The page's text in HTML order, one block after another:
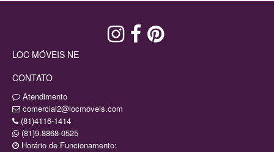
LOC MÓVEIS NE
CONTATO
Atendimento
comercial2@locmoveis.com
(81)4116-1414
(81)9.8868-0525
Horário de Funcionamento: